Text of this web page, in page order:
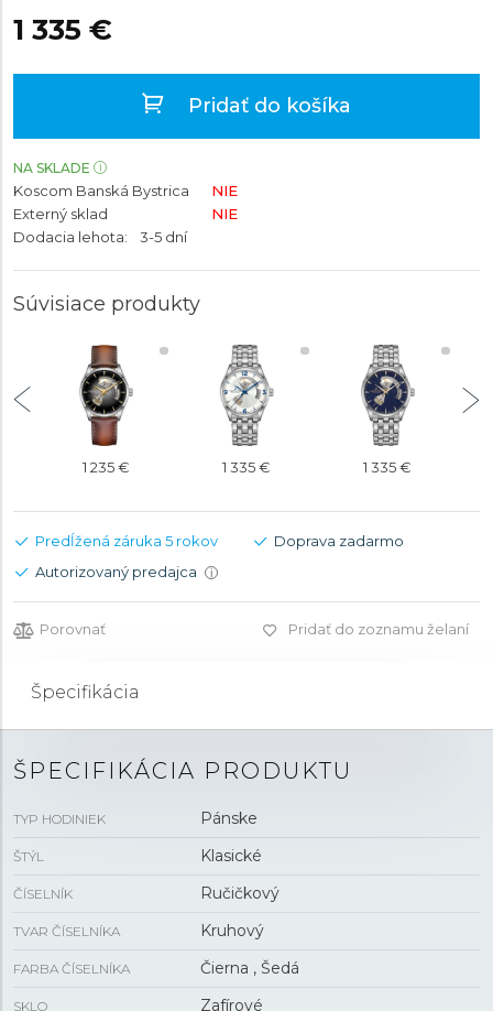
1 335 €
Pridať do košíka
NA SKLADE
Koscom Banská Bystrica
NIE
Externý sklad
NIE
Dodacia lehota:
3-5 dní
Súvisiace produkty
1 235 € 1 335 € 1 335 €
Predĺžená záruka 5 rokov
Doprava zadarmo
Autorizovaný predajca
i
Porovnať Pridať do zoznamu želaní
Špecifikácia
ŠPECIFIKÁCIA PRODUKTU
TYP HODINIEK Pánske
ŠTÝL Klasické
ČÍSELNÍK Ručičkový
TVAR ČÍSELNÍKA Kruhový
FARBA ČÍSELNÍKA Čierna , Šedá
SKLO Zafírové